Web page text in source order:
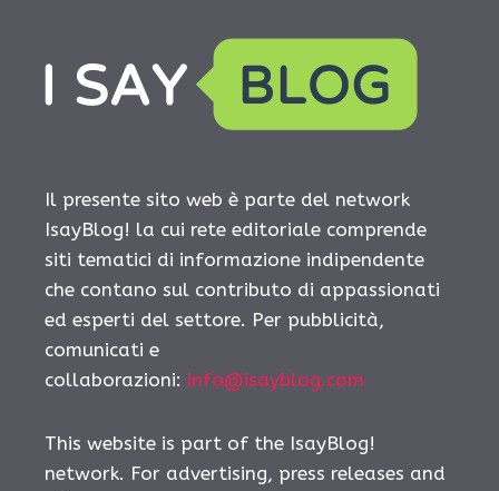
Il presente sito web è parte del network
IsayBlog! la cui rete editoriale comprende
siti tematici di informazione indipendente
che contano sul contributo di appassionati
ed esperti del settore. Per pubblicità,
comunicati e
collaborazioni: info@isayblog.com
This website is part of the IsayBlog!
network. For advertising, press releases and